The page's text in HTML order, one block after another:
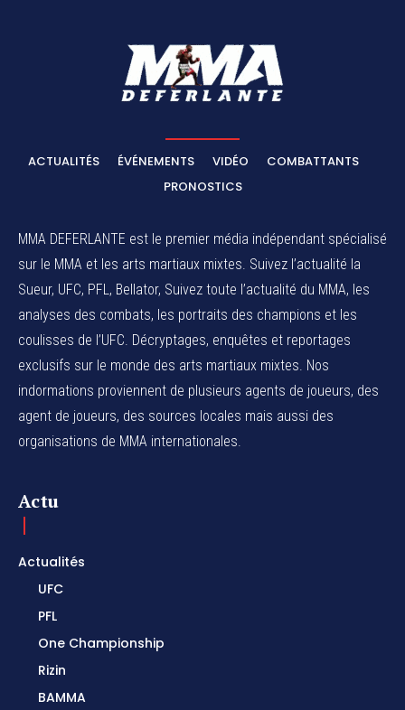
ACTUALITÉS ÉVÉNEMENTS VIDÉO
COMBATTANTS
PRONOSTICS
MMA DEFERLANTE est le premier média indépendant spécialisé
sur le MMA et les arts martiaux mixtes. Suivez l’actualité la
Sueur, UFC, PFL, Bellator, Suivez toute l’actualité du MMA, les
analyses des combats, les portraits des champions et les
coulisses de l’UFC. Décryptages, enquêtes et reportages
exclusifs sur le monde des arts martiaux mixtes. Nos
indormations proviennent de plusieurs agents de joueurs, des
agent de joueurs, des sources locales mais aussi des
organisations de MMA internationales.
Actu
Actualités
UFC
PFL
One Championship
Rizin
BAMMA